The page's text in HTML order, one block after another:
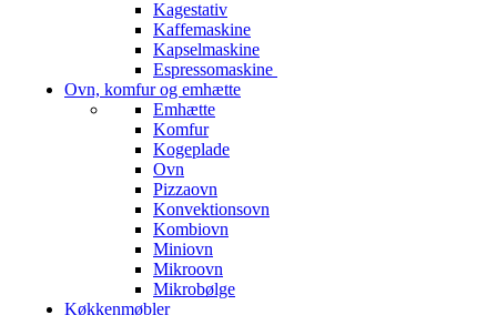
Kagestativ
Kaffemaskine
Kapselmaskine
Espressomaskine
Ovn, komfur og emhætte
Emhætte
Komfur
Kogeplade
Ovn
Pizzaovn
Konvektionsovn
Kombiovn
Miniovn
Mikroovn
Mikrobølge
Køkkenmøbler